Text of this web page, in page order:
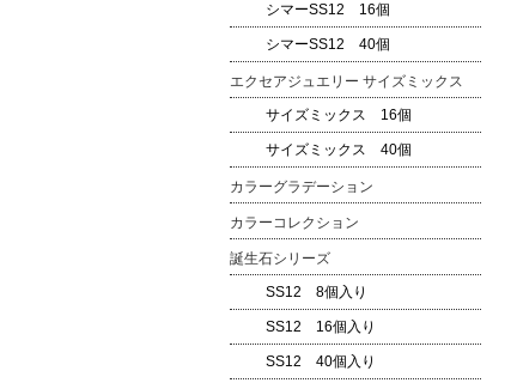
シマーSS12 16個
シマーSS12 40個
エクセアジュエリー サイズミックス
サイズミックス 16個
サイズミックス 40個
カラーグラデーション
カラーコレクション
誕生石シリーズ
SS12 8個入り
SS12 16個入り
SS12 40個入り